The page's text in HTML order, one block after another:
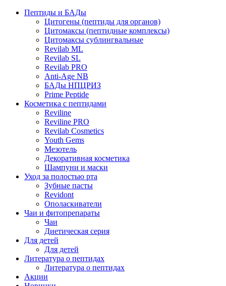
Пептиды и БАДы
Цитогены (пептиды для органов)
Цитомаксы (пептидные комплексы)
Цитомаксы сублингвальные
Revilab ML
Revilab SL
Revilab PRO
Anti-Age NB
БАДы НПЦРИЗ
Prime Peptide
Косметика с пептидами
Reviline
Reviline PRO
Revilab Cosmetics
Youth Gems
Мезотель
Декоративная косметика
Шампуни и маски
Уход за полостью рта
Зубные пасты
Revidont
Ополаскиватели
Чаи и фитопрепараты
Чаи
Диетическая серия
Для детей
Для детей
Литература о пептидах
Литература о пептидах
Акции